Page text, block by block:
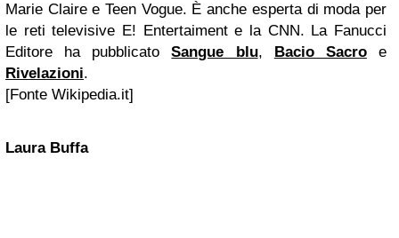
Marie Claire e Teen Vogue. È anche esperta di moda per
le reti televisive E! Entertaiment e la CNN. La Fanucci
Editore ha pubblicatoSangue blu, Bacio Sacroe
Rivelazioni.
[Fonte Wikipedia.it]
Laura Buffa